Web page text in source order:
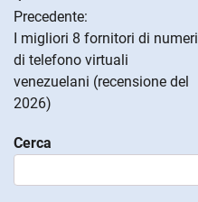
articoli
Precedente:
I migliori 8 fornitori di numeri
di telefono virtuali
venezuelani (recensione del
2026)
Cerca